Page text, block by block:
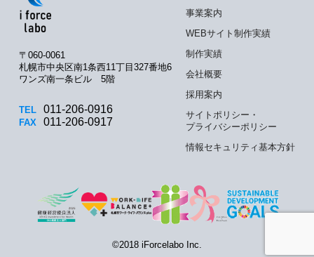
〒060-0061
札幌市中央区南1条西11丁目327番地6
ワンズ南一条ビル 5階
TEL 011-206-0916
FAX 011-206-0917
事業案内
WEBサイト制作実績
制作実績
会社概要
採用案内
サイトポリシー・
プライバシーポリシー
情報セキュリティ基本方針
©2018 iForcelabo Inc.